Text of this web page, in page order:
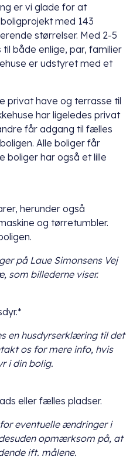
er vi glade for at
med 143
størrelser. Med 2-5
både enlige, par, familier
er udstyret med et
privat have og terrasse til
har ligeledes privat
får adgang til fælles
Alle boliger får
boliger har også et lille
herunder også
og tørretumbler.
på Laue Simonsens Vej
som billederne viser.
en husdyrserklæring til det
os for mere info, hvis
i din bolig.
eller fælles pladser.
eventuelle ændringer i
opmærksom på, at
ift. målene.